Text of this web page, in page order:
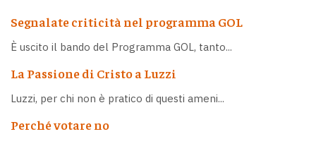
Segnalate criticità nel programma GOL
È uscito il bando del Programma GOL, tanto...
La Passione di Cristo a Luzzi
Luzzi, per chi non è pratico di questi ameni...
Perché votare no